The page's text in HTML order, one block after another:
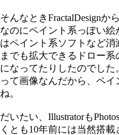
そんなときFractalDesignか
なのにペイント系っぽい
はペイント系ソフトなど
までも拡大できるドロー
になってたりしたのでした
って画像なんだから、ペ
ね。
だいたい、Illustratorも
くとも10年前には当然搭